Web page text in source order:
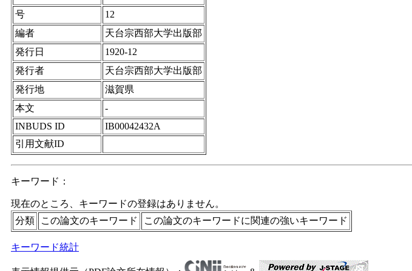
号
12
編者
天台宗西部大学出版部
発行日
1920-12
発行者
天台宗西部大学出版部
発行地
滋賀県
本文
-
INBUDS ID
IB00042432A
引用文献ID
キーワード：
現在のところ、キーワードの登録はありません。
分類
この論文のキーワード この論文のキーワードに関連の強いキーワード
キーワード統計